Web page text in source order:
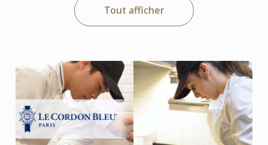
Tout afficher